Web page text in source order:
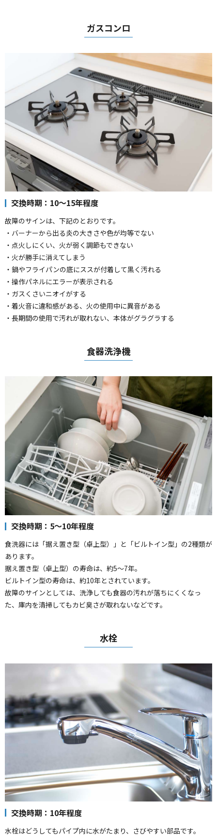
ガスコンロ
交換時期：10～15年程度
故障のサインは、下記のとおりです。
・バーナーから出る炎の大きさや色が均等でない
・点火しにくい、火が弱く調節もできない
・火が勝手に消えてしまう
・鍋やフライパンの底にススが付着して黒く汚れる
・操作パネルにエラーが表示される
・ガスくさいニオイがする
・着火音に違和感がある、火の使用中に異音がある
・長期間の使用で汚れが取れない、本体がグラグラする
食器洗浄機
交換時期：5～10年程度
食洗器には「据え置き型（卓上型）」と「ビルトイン型」の2種類が
あります。
据え置き型（卓上型）の寿命は、約5～7年。
ビルトイン型の寿命は、約10年とされています。
故障のサインとしては、洗浄しても食器の汚れが落ちにくくなっ
た、庫内を清掃してもカビ臭さが取れないなどです。
水栓
交換時期：10年程度
水栓はどうしてもパイプ内に水がたまり、さびやすい部品です。